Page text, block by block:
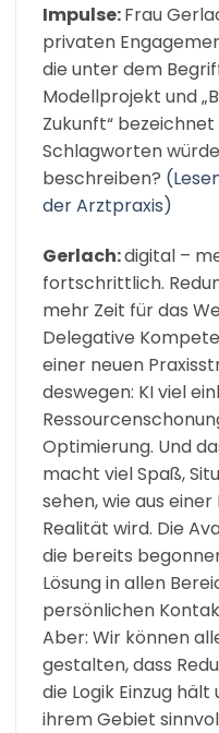
Impulse:Frau
privaten
die unter dem
Modellprojekt und
Zukunft“
Schlagworten
beschreiben?
der Arztpraxis)
Gerlach:digital –
fortschrittlich.
mehr Zeit für das
Delegative
einer neuen
deswegen: KI viel
Optimierung. Und
macht viel Spaß,
sehen, wie aus
Realität wird. Die
die bereits
Lösung in allen
persönlichen
Aber: Wir können
gestalten, dass
die Logik Einzug
ihrem Gebiet